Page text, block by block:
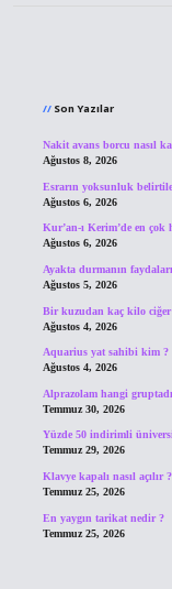
Son Yazılar
Nakit avans borcu nasıl
Ağustos 8, 2026
Esrarın yoksunluk
Ağustos 6, 2026
Kur’an-ı Kerim’de en çok
Ağustos 6, 2026
Ayakta durmanın
Ağustos 5, 2026
Bir kuzudan kaç kilo ciğer
Ağustos 4, 2026
Aquarius yat sahibi kim ?
Ağustos 4, 2026
Alprazolam hangi
Temmuz 30, 2026
Yüzde 50 indirimli
Temmuz 29, 2026
Klavye kapalı nasıl açılır ?
Temmuz 25, 2026
En yaygın tarikat nedir ?
Temmuz 25, 2026